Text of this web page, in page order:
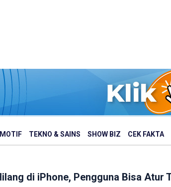
TEKNO & SAINS SHOW BIZ CEK FAKTA
di iPhone, Pengguna Bisa Atur